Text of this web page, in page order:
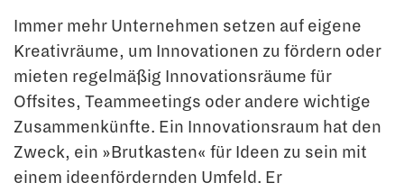
Immer mehr Unternehmen setzen auf eigene
Kreativräume, um Innovationen zu fördern oder
mieten regelmäßig Innovationsräume für
Offsites, Teammeetings oder andere wichtige
Zusammenkünfte. Ein Innovationsraum hat den
Zweck, ein »Brutkasten« für Ideen zu sein mit
einem ideenfördernden Umfeld. Er